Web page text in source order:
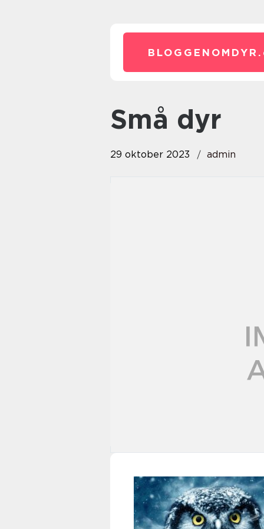
BLOGGENOMDYR.
små dyr
29 oktober 2023 admin